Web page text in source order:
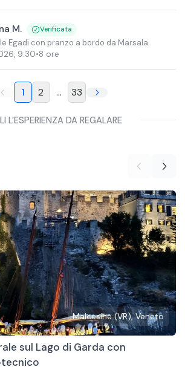
M. Verificata
Egadi con pranzo a bordo da Marsala
, 9:30•8 ore
1 2 ... 33
L'ESPERIENZA DA REGALARE
Malcesine (VR), Veneto
sul Lago di Garda con